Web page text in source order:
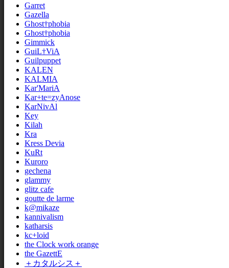
Garret
Gazella
Ghost†phobia
Ghost†phobia
Gimmick
GuiL†ViA
Guilpuppet
KALEN
KALMIA
Kar'MariA
Kar+te=zyAnose
KarNivAl
Key
Kilah
Kra
Kress Devia
KuRt
Kuroro
gechena
glammy
glitz cafe
goutte de larme
k@mikaze
kannivalism
katharsis
kc+loid
the Clock work orange
the GazettE
＋カタルシス＋